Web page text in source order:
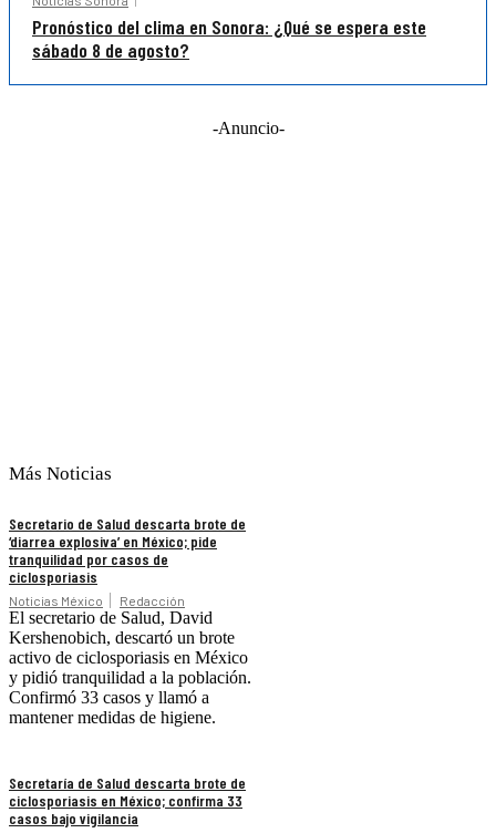
Pronóstico del clima en Sonora: ¿Qué se espera este
sábado 8 de agosto?
-Anuncio-
Más Noticias
Secretario de Salud descarta brote de
‘diarrea explosiva’ en México; pide
tranquilidad por casos de
ciclosporiasis
Noticias México Redacción
El secretario de Salud, David
Kershenobich, descartó un brote
activo de ciclosporiasis en México
y pidió tranquilidad a la población.
Confirmó 33 casos y llamó a
mantener medidas de higiene.
Secretaría de Salud descarta brote de
ciclosporiasis en México; confirma 33
casos bajo vigilancia